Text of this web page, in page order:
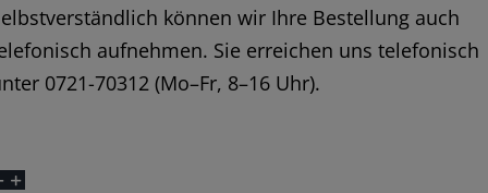
können wir Ihre Bestellung auch
aufnehmen. Sie erreichen uns telefonisch
0721-70312 (Mo–Fr, 8–16 Uhr).